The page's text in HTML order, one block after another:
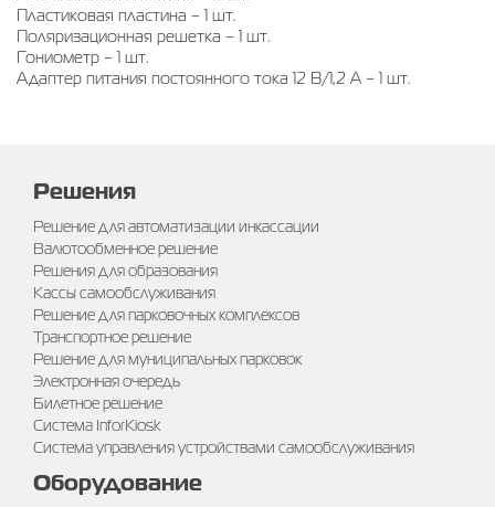
Пластиковая пластина – 1 шт.
Поляризационная решетка – 1 шт.
Гониометр – 1 шт.
Адаптер питания постоянного тока 12 В/1,2 А – 1 шт.
Решения
Решение для автоматизации инкассации
Валютообменное решение
Решения для образования
Кассы самообслуживания
Решение для парковочных комплексов
Транспортное решение
Решение для муниципальных парковок
Электронная очередь
Билетное решение
Система InforKiosk
Система управления устройствами самообслуживания
Оборудование